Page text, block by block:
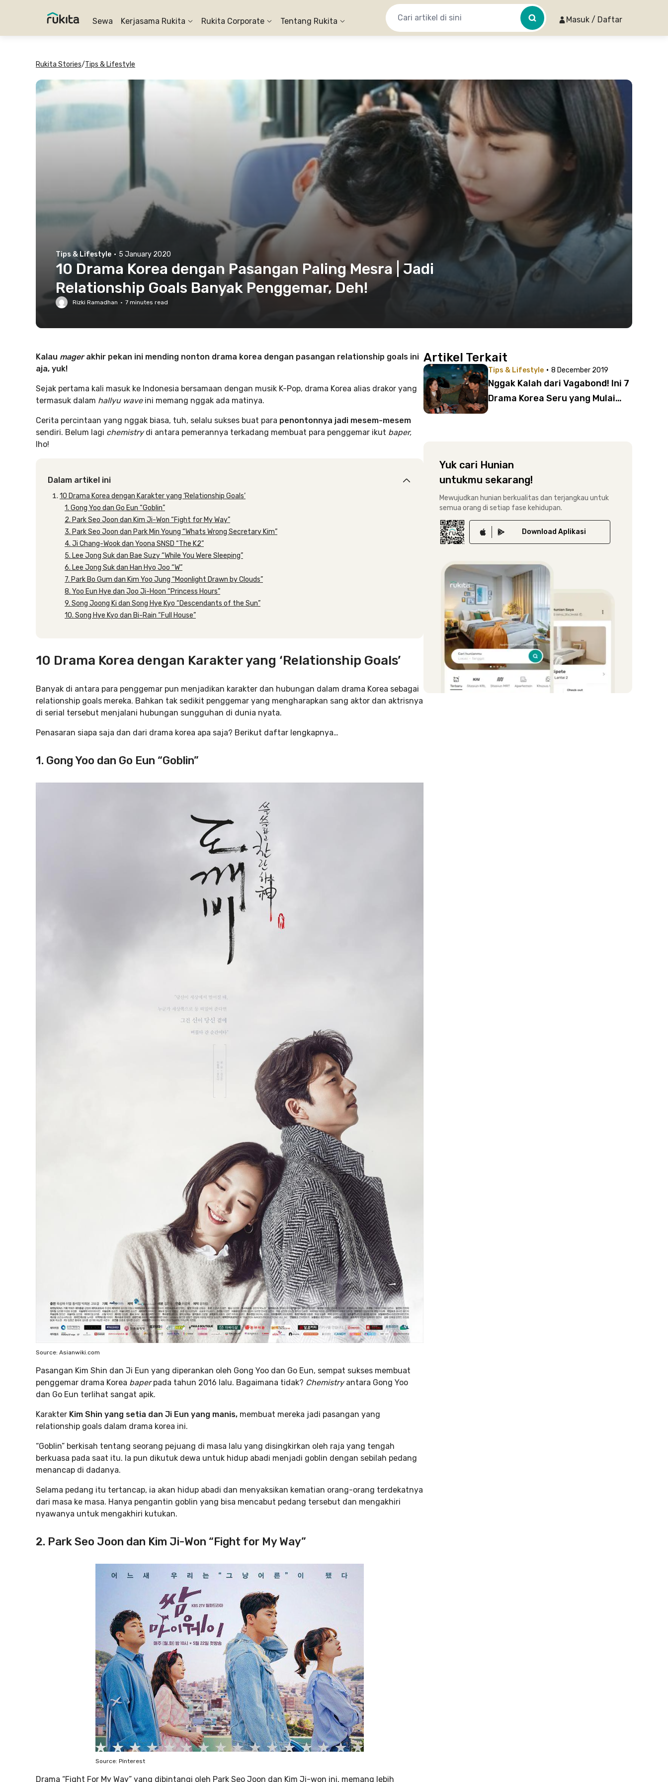
Sewa Kerjasama Rukita Rukita Corporate Tentang Rukita Masuk / Daftar
Rukita Stories/Tips & Lifestyle
Tips & Lifestyle · 5 January 2020
10 Drama Korea dengan Pasangan Paling Mesra | Jadi
Relationship Goals Banyak Penggemar, Deh!
Rizki Ramadhan · 7 minutes read
Kalau magerakhir pekan ini mending nonton drama korea dengan pasangan relationship goals ini
aja, yuk!
Sejak pertama kali masuk ke Indonesia bersamaan dengan musik K-Pop, drama Korea alias drakor yang
termasuk dalam hallyu waveini memang nggak ada matinya.
Cerita percintaan yang nggak biasa, tuh, selalu sukses buat para penontonnya jadi mesem-mesem
sendiri. Belum lagi chemistrydi antara pemerannya terkadang membuat para penggemar ikut baper,
lho!
Dalam artikel ini
10 Drama Korea dengan Karakter yang ‘Relationship Goals’
1. Gong Yoo dan Go Eun “Goblin”
2. Park Seo Joon dan Kim Ji-Won “Fight for My Way”
3. Park Seo Joon dan Park Min Young “Whats Wrong Secretary Kim”
4. Ji Chang-Wook dan Yoona SNSD “The K2”
5. Lee Jong Suk dan Bae Suzy “While You Were Sleeping”
6. Lee Jong Suk dan Han Hyo Joo “W”
7. Park Bo Gum dan Kim Yoo Jung “Moonlight Drawn by Clouds”
8. Yoo Eun Hye dan Joo Ji-Hoon “Princess Hours”
9. Song Joong Ki dan Song Hye Kyo “Descendants of the Sun”
10. Song Hye Kyo dan Bi-Rain “Full House”
10 Drama Korea dengan Karakter yang ‘Relationship Goals’
Banyak di antara para penggemar pun menjadikan karakter dan hubungan dalam drama Korea sebagai
relationship goals mereka. Bahkan tak sedikit penggemar yang mengharapkan sang aktor dan aktrisnya
di serial tersebut menjalani hubungan sungguhan di dunia nyata.
Penasaran siapa saja dan dari drama korea apa saja? Berikut daftar lengkapnya…
1. Gong Yoo dan Go Eun “Goblin”
Source: Asianwiki.com
Pasangan Kim Shin dan Ji Eun yang diperankan oleh Gong Yoo dan Go Eun, sempat sukses membuat
penggemar drama Korea baperpada tahun 2016 lalu. Bagaimana tidak? Chemistryantara Gong Yoo
dan Go Eun terlihat sangat apik.
Karakter Kim Shin yang setia dan Ji Eun yang manis, membuat mereka jadi pasangan yang
relationship goals dalam drama korea ini.
“Goblin” berkisah tentang seorang pejuang di masa lalu yang disingkirkan oleh raja yang tengah
berkuasa pada saat itu. Ia pun dikutuk dewa untuk hidup abadi menjadi goblin dengan sebilah pedang
menancap di dadanya.
Selama pedang itu tertancap, ia akan hidup abadi dan menyaksikan kematian orang-orang terdekatnya
dari masa ke masa. Hanya pengantin goblin yang bisa mencabut pedang tersebut dan mengakhiri
nyawanya untuk mengakhiri kutukan.
2. Park Seo Joon dan Kim Ji-Won “Fight for My Way”
Source: Pinterest
Drama “Fight For My Way” yang dibintangi oleh Park Seo Joon dan Kim Ji-won ini, memang lebih
Artikel Terkait
Tips & Lifestyle · 8 December 2019
Nggak Kalah dari Vagabond! Ini 7
Drama Korea Seru yang Mulai
Yuk cari Hunian
untukmu sekarang!
Mewujudkan hunian berkualitas dan terjangkau untuk
semua orang di setiap fase kehidupan.
Download Aplikasi